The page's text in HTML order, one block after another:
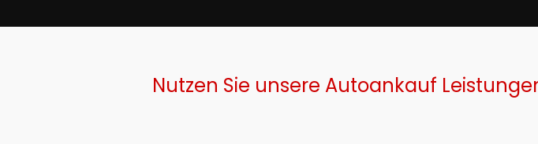
Nutzen Sie unsere Autoankauf